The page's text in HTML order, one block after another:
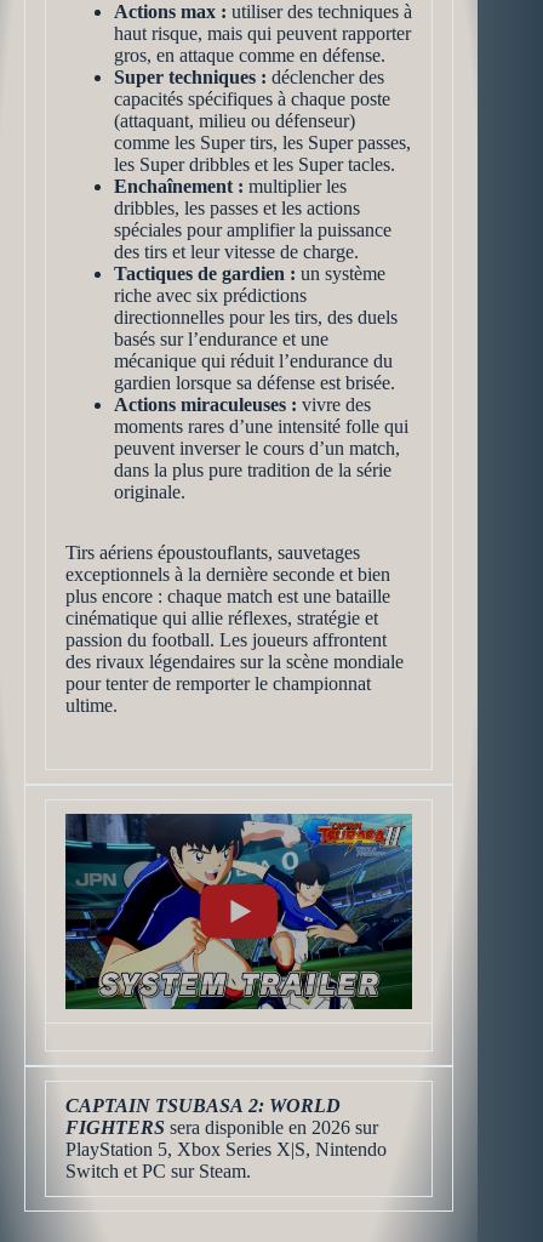
Actions max : utiliser des techniques à
haut risque, mais qui peuvent rapporter
gros, en attaque comme en défense.
Super techniques : déclencher des
capacités spécifiques à chaque poste
(attaquant, milieu ou défenseur)
comme les Super tirs, les Super passes,
les Super dribbles et les Super tacles.
Enchaînement : multiplier les
dribbles, les passes et les actions
spéciales pour amplifier la puissance
des tirs et leur vitesse de charge.
Tactiques de gardien : un système
riche avec six prédictions
directionnelles pour les tirs, des duels
basés sur l’endurance et une
mécanique qui réduit l’endurance du
gardien lorsque sa défense est brisée.
Actions miraculeuses : vivre des
moments rares d’une intensité folle qui
peuvent inverser le cours d’un match,
dans la plus pure tradition de la série
originale.
Tirs aériens époustouflants, sauvetages
exceptionnels à la dernière seconde et bien
plus encore : chaque match est une bataille
cinématique qui allie réflexes, stratégie et
passion du football. Les joueurs affrontent
des rivaux légendaires sur la scène mondiale
pour tenter de remporter le championnat
ultime.
CAPTAIN TSUBASA 2: WORLD
FIGHTERS sera disponible en 2026 sur
PlayStation 5, Xbox Series X|S, Nintendo
Switch et PC sur Steam.